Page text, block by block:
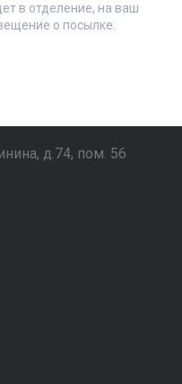
в отделение, на ваш
о посылке.
д.74, пом. 56